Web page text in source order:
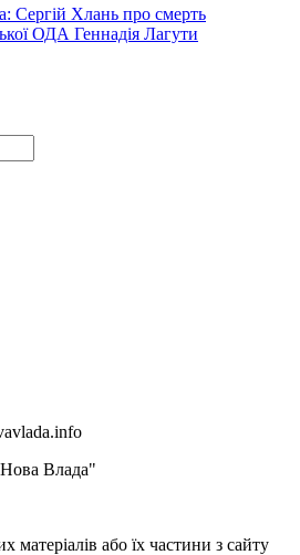
Сергій Хлань про смерть
ОДА Геннадія Лагути
Влада"
матеріалів або їх частини з сайту